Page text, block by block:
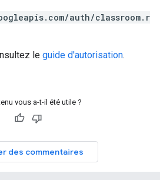
auth/classroom.r
le guide d'autorisation.
vous a-t-il été utile ?
des commentaires